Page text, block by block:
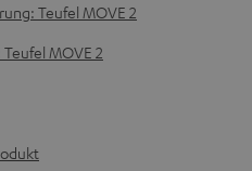
Teufel MOVE 2
MOVE 2